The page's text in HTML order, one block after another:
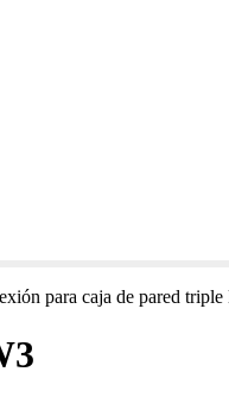
para caja de pared